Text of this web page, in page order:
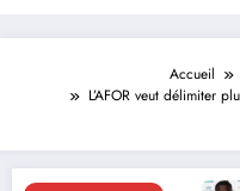
Accueil
L’AFOR veut délimiter